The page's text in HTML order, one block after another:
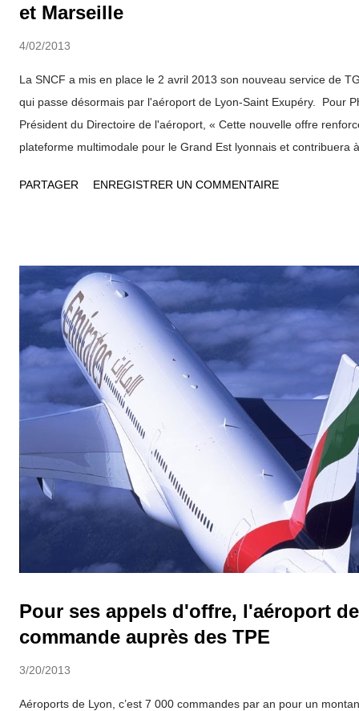
et Marseille
4/02/2013
La SNCF a mis en place le 2 avril 2013 son nouveau service de
qui passe désormais par l'aéroport de Lyon-Saint Exupéry. Pour
Président du Directoire de l'aéroport, « Cette nouvelle offre
plateforme multimodale pour le Grand Est lyonnais et contribuera
le site internet de ouigo, cette nouvelle offre qui rend, selon la
compris, en toute transparence avec un tarif unique d’appel de
Chaque voyageur a ensuite la liberté d’accéder à des services
PARTAGER ENREGISTRER UN COMMENTAIRE
Pour ses appels d'offre, l'aéroport
commande auprès des TPE
3/20/2013
Aéroports de Lyon, c’est 7 000 commandes par an pour un